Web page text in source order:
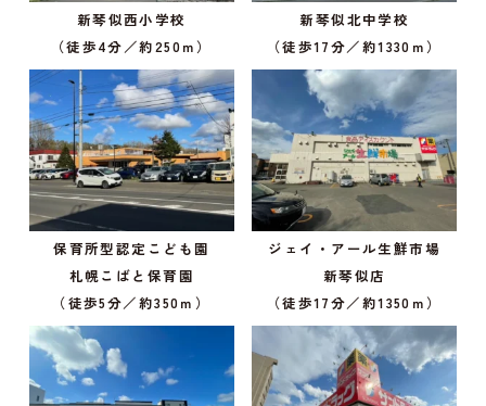
新琴似西小学校
（徒歩4分／約250ｍ）
新琴似北中学校
（徒歩17分／約1330ｍ）
保育所型認定こども園
札幌こばと保育園
（徒歩5分／約350ｍ）
ジェイ・アール生鮮市場
新琴似店
（徒歩17分／約1350ｍ）